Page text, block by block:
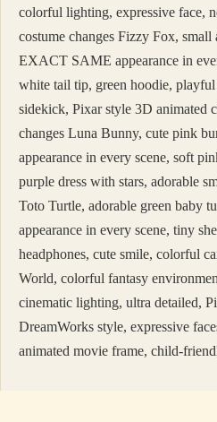
colorful lighting, expressive face,
costume changes Fizzy Fox,
EXACT SAME appearance in
white tail tip, green hoodie,
sidekick, Pixar style 3D animated
changes Luna Bunny, cute pink
appearance in every scene, soft
purple dress with stars, adorable
Toto Turtle, adorable green baby
appearance in every scene, tiny
headphones, cute smile, colorful
World, colorful fantasy
cinematic lighting, ultra detailed,
DreamWorks style, expressive
animated movie frame, child-